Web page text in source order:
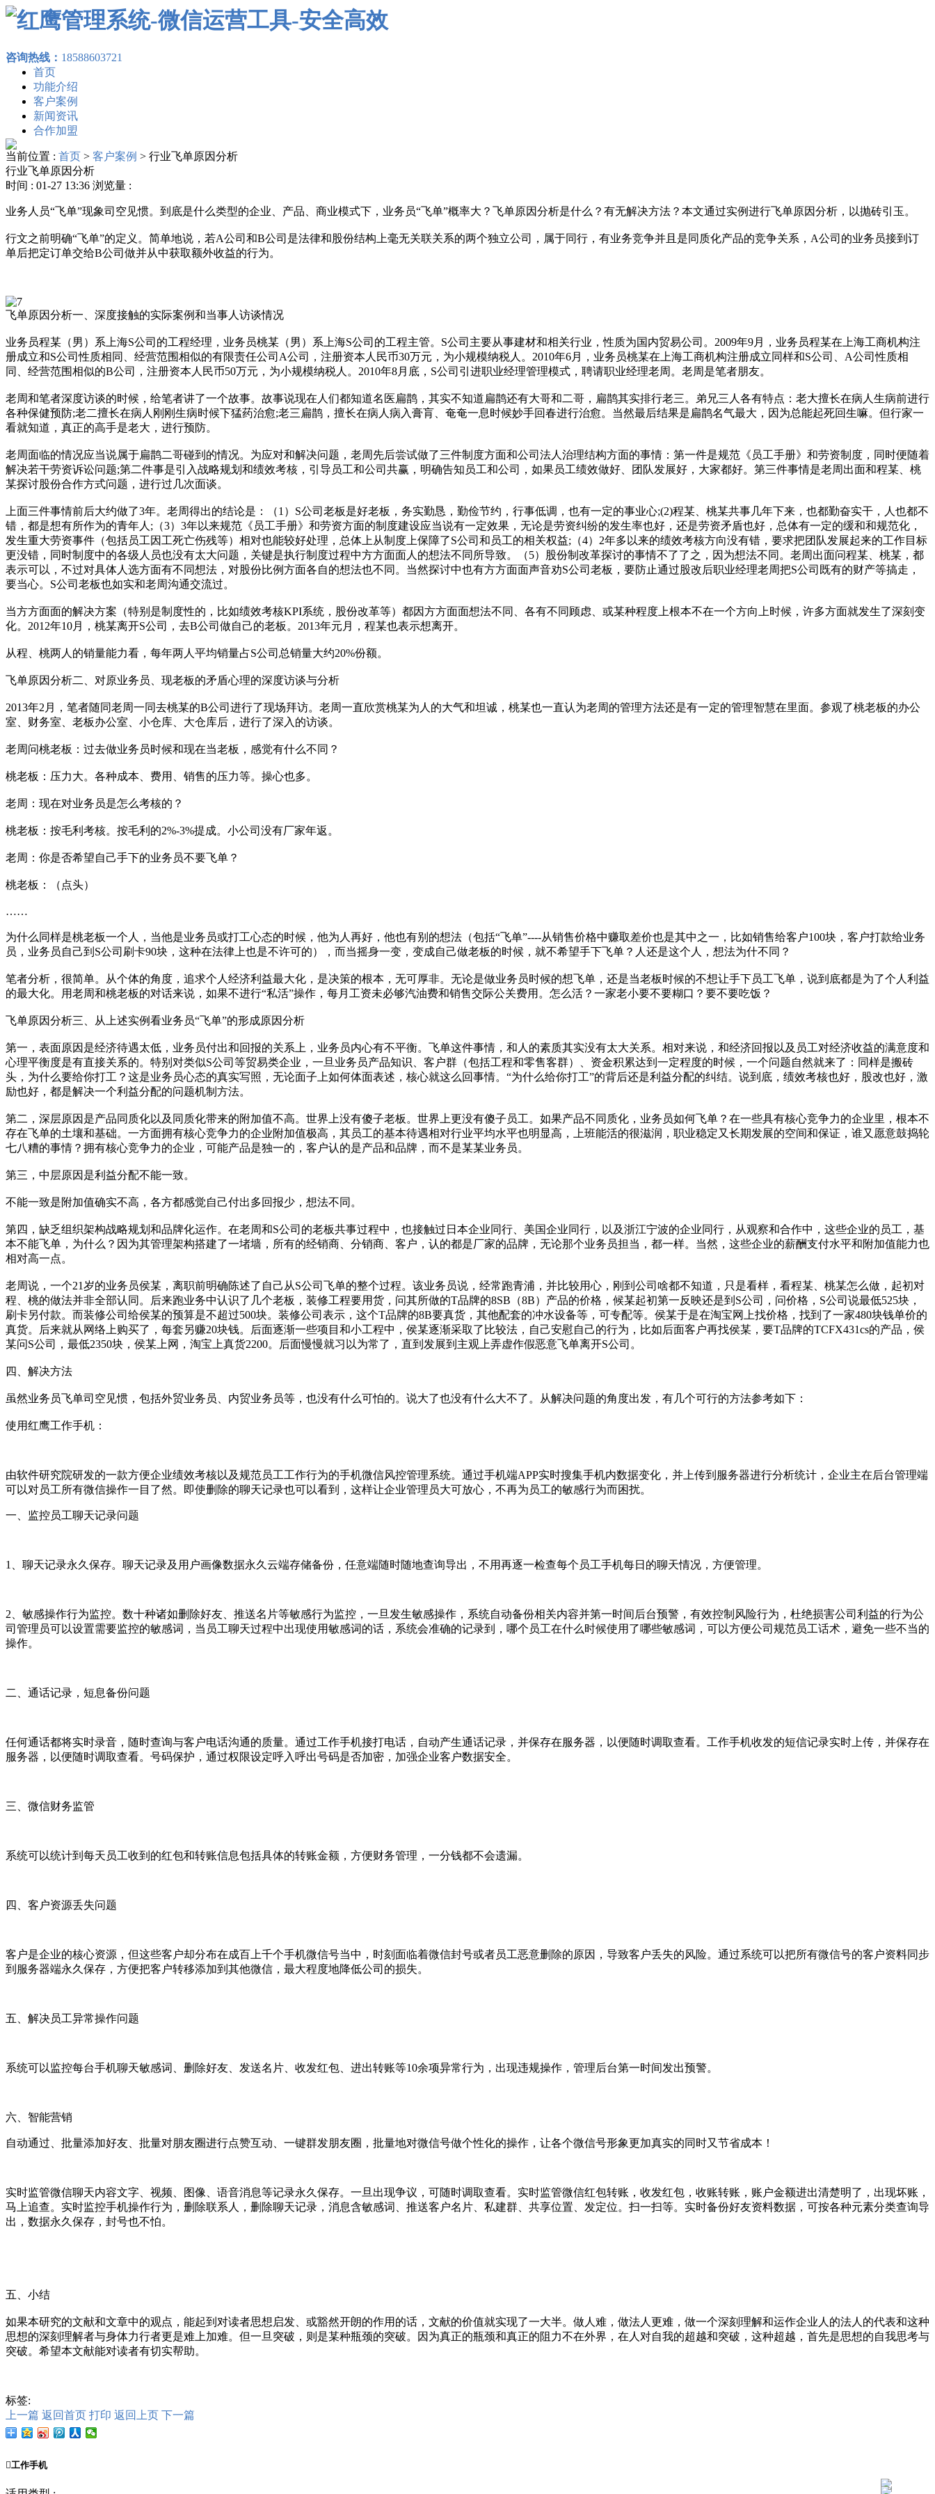
咨询热线： 18588603721
首页
功能介绍
客户案例
新闻资讯
合作加盟
当前位置 : 首页 > 客户案例 > 行业飞单原因分析
行业飞单原因分析
时间 : 01-27 13:36 浏览量 :
业务人员“飞单”现象司空见惯。到底是什么类型的企业、产品、商业模式下，业务员“飞单”概率大？飞单原因分析是什么？有无解决方法？本文通过实例进行飞单原因分析，以抛砖引玉。
行文之前明确“飞单”的定义。简单地说，若A公司和B公司是法律和股份结构上毫无关联关系的两个独立公司，属于同行，有业务竞争并且是同质化产品的竞争关系，A公司的业务员接到订
单后把定订单交给B公司做并从中获取额外收益的行为。
飞单原因分析一、深度接触的实际案例和当事人访谈情况
业务员程某（男）系上海S公司的工程经理，业务员桃某（男）系上海S公司的工程主管。S公司主要从事建材和相关行业，性质为国内贸易公司。2009年9月，业务员程某在上海工商机构注
册成立和S公司性质相同、经营范围相似的有限责任公司A公司，注册资本人民币30万元，为小规模纳税人。2010年6月，业务员桃某在上海工商机构注册成立同样和S公司、A公司性质相
同、经营范围相似的B公司，注册资本人民币50万元，为小规模纳税人。2010年8月底，S公司引进职业经理管理模式，聘请职业经理老周。老周是笔者朋友。
老周和笔者深度访谈的时候，给笔者讲了一个故事。故事说现在人们都知道名医扁鹊，其实不知道扁鹊还有大哥和二哥，扁鹊其实排行老三。弟兄三人各有特点：老大擅长在病人生病前进行
各种保健预防;老二擅长在病人刚刚生病时候下猛药治愈;老三扁鹊，擅长在病人病入膏肓、奄奄一息时候妙手回春进行治愈。当然最后结果是扁鹊名气最大，因为总能起死回生嘛。但行家一
看就知道，真正的高手是老大，进行预防。
老周面临的情况应当说属于扁鹊二哥碰到的情况。为应对和解决问题，老周先后尝试做了三件制度方面和公司法人治理结构方面的事情：第一件是规范《员工手册》和劳资制度，同时便随着
解决若干劳资诉讼问题;第二件事是引入战略规划和绩效考核，引导员工和公司共赢，明确告知员工和公司，如果员工绩效做好、团队发展好，大家都好。第三件事情是老周出面和程某、桃
某探讨股份合作方式问题，进行过几次面谈。
上面三件事情前后大约做了3年。老周得出的结论是：（1）S公司老板是好老板，务实勤恳，勤俭节约，行事低调，也有一定的事业心;(2)程某、桃某共事几年下来，也都勤奋实干，人也都不
错，都是想有所作为的青年人;（3）3年以来规范《员工手册》和劳资方面的制度建设应当说有一定效果，无论是劳资纠纷的发生率也好，还是劳资矛盾也好，总体有一定的缓和和规范化，
发生重大劳资事件（包括员工因工死亡伤残等）相对也能较好处理，总体上从制度上保障了S公司和员工的相关权益;（4）2年多以来的绩效考核方向没有错，要求把团队发展起来的工作目标
更没错，同时制度中的各级人员也没有太大问题，关键是执行制度过程中方方面面人的想法不同所导致。（5）股份制改革探讨的事情不了了之，因为想法不同。老周出面问程某、桃某，都
表示可以，不过对具体人选方面有不同想法，对股份比例方面各自的想法也不同。当然探讨中也有方方面面声音劝S公司老板，要防止通过股改后职业经理老周把S公司既有的财产等搞走，
要当心。S公司老板也如实和老周沟通交流过。
当方方面面的解决方案（特别是制度性的，比如绩效考核KPI系统，股份改革等）都因方方面面想法不同、各有不同顾虑、或某种程度上根本不在一个方向上时候，许多方面就发生了深刻变
化。2012年10月，桃某离开S公司，去B公司做自己的老板。2013年元月，程某也表示想离开。
从程、桃两人的销量能力看，每年两人平均销量占S公司总销量大约20%份额。
飞单原因分析二、对原业务员、现老板的矛盾心理的深度访谈与分析
2013年2月，笔者随同老周一同去桃某的B公司进行了现场拜访。老周一直欣赏桃某为人的大气和坦诚，桃某也一直认为老周的管理方法还是有一定的管理智慧在里面。参观了桃老板的办公
室、财务室、老板办公室、小仓库、大仓库后，进行了深入的访谈。
老周问桃老板：过去做业务员时候和现在当老板，感觉有什么不同？
桃老板：压力大。各种成本、费用、销售的压力等。操心也多。
老周：现在对业务员是怎么考核的？
桃老板：按毛利考核。按毛利的2%-3%提成。小公司没有厂家年返。
老周：你是否希望自己手下的业务员不要飞单？
桃老板：（点头）
……
为什么同样是桃老板一个人，当他是业务员或打工心态的时候，他为人再好，他也有别的想法（包括“飞单”----从销售价格中赚取差价也是其中之一，比如销售给客户100块，客户打款给业务
员，业务员自己到S公司刷卡90块，这种在法律上也是不许可的），而当摇身一变，变成自己做老板的时候，就不希望手下飞单？人还是这个人，想法为什不同？
笔者分析，很简单。从个体的角度，追求个人经济利益最大化，是决策的根本，无可厚非。无论是做业务员时候的想飞单，还是当老板时候的不想让手下员工飞单，说到底都是为了个人利益
的最大化。用老周和桃老板的对话来说，如果不进行“私活”操作，每月工资未必够汽油费和销售交际公关费用。怎么活？一家老小要不要糊口？要不要吃饭？
飞单原因分析三、从上述实例看业务员“飞单”的形成原因分析
第一，表面原因是经济待遇太低，业务员付出和回报的关系上，业务员内心有不平衡。飞单这件事情，和人的素质其实没有太大关系。相对来说，和经济回报以及员工对经济收益的满意度和
心理平衡度是有直接关系的。特别对类似S公司等贸易类企业，一旦业务员产品知识、客户群（包括工程和零售客群）、资金积累达到一定程度的时候，一个问题自然就来了：同样是搬砖
头，为什么要给你打工？这是业务员心态的真实写照，无论面子上如何体面表述，核心就这么回事情。“为什么给你打工”的背后还是利益分配的纠结。说到底，绩效考核也好，股改也好，激
励也好，都是解决一个利益分配的问题机制方法。
第二，深层原因是产品同质化以及同质化带来的附加值不高。世界上没有傻子老板。世界上更没有傻子员工。如果产品不同质化，业务员如何飞单？在一些具有核心竞争力的企业里，根本不
存在飞单的土壤和基础。一方面拥有核心竞争力的企业附加值极高，其员工的基本待遇相对行业平均水平也明显高，上班能活的很滋润，职业稳定又长期发展的空间和保证，谁又愿意鼓捣轮
七八糟的事情？拥有核心竞争力的企业，可能产品是独一的，客户认的是产品和品牌，而不是某某业务员。
第三，中层原因是利益分配不能一致。
不能一致是附加值确实不高，各方都感觉自己付出多回报少，想法不同。
第四，缺乏组织架构战略规划和品牌化运作。在老周和S公司的老板共事过程中，也接触过日本企业同行、美国企业同行，以及浙江宁波的企业同行，从观察和合作中，这些企业的员工，基
本不能飞单，为什么？因为其管理架构搭建了一堵墙，所有的经销商、分销商、客户，认的都是厂家的品牌，无论那个业务员担当，都一样。当然，这些企业的薪酬支付水平和附加值能力也
相对高一点。
老周说，一个21岁的业务员侯某，离职前明确陈述了自己从S公司飞单的整个过程。该业务员说，经常跑青浦，并比较用心，刚到公司啥都不知道，只是看样，看程某、桃某怎么做，起初对
程、桃的做法并非全部认同。后来跑业务中认识了几个老板，装修工程要用货，问其所做的T品牌的8SB（8B）产品的价格，候某起初第一反映还是到S公司，问价格，S公司说最低525块，
刷卡另付款。而装修公司给侯某的预算是不超过500块。装修公司表示，这个T品牌的8B要真货，其他配套的冲水设备等，可专配等。侯某于是在淘宝网上找价格，找到了一家480块钱单价的
真货。后来就从网络上购买了，每套另赚20块钱。后面逐渐一些项目和小工程中，侯某逐渐采取了比较法，自己安慰自己的行为，比如后面客户再找侯某，要T品牌的TCFX431cs的产品，侯
某问S公司，最低2350块，侯某上网，淘宝上真货2200。后面慢慢就习以为常了，直到发展到主观上弄虚作假恶意飞单离开S公司。
四、解决方法
虽然业务员飞单司空见惯，包括外贸业务员、内贸业务员等，也没有什么可怕的。说大了也没有什么大不了。从解决问题的角度出发，有几个可行的方法参考如下：
使用红鹰工作手机：
由软件研究院研发的一款方便企业绩效考核以及规范员工工作行为的手机微信风控管理系统。通过手机端APP实时搜集手机内数据变化，并上传到服务器进行分析统计，企业主在后台管理端
可以对员工所有微信操作一目了然。即使删除的聊天记录也可以看到，这样让企业管理员大可放心，不再为员工的敏感行为而困扰。
一、监控员工聊天记录问题
1、聊天记录永久保存。聊天记录及用户画像数据永久云端存储备份，任意端随时随地查询导出，不用再逐一检查每个员工手机每日的聊天情况，方便管理。
2、敏感操作行为监控。数十种诸如删除好友、推送名片等敏感行为监控，一旦发生敏感操作，系统自动备份相关内容并第一时间后台预警，有效控制风险行为，杜绝损害公司利益的行为公
司管理员可以设置需要监控的敏感词，当员工聊天过程中出现使用敏感词的话，系统会准确的记录到，哪个员工在什么时候使用了哪些敏感词，可以方便公司规范员工话术，避免一些不当的
操作。
二、通话记录，短息备份问题
任何通话都将实时录音，随时查询与客户电话沟通的质量。通过工作手机接打电话，自动产生通话记录，并保存在服务器，以便随时调取查看。工作手机收发的短信记录实时上传，并保存在
服务器，以便随时调取查看。号码保护，通过权限设定呼入呼出号码是否加密，加强企业客户数据安全。
三、微信财务监管
系统可以统计到每天员工收到的红包和转账信息包括具体的转账金额，方便财务管理，一分钱都不会遗漏。
四、客户资源丢失问题
客户是企业的核心资源，但这些客户却分布在成百上千个手机微信号当中，时刻面临着微信封号或者员工恶意删除的原因，导致客户丢失的风险。通过系统可以把所有微信号的客户资料同步
到服务器端永久保存，方便把客户转移添加到其他微信，最大程度地降低公司的损失。
五、解决员工异常操作问题
系统可以监控每台手机聊天敏感词、删除好友、发送名片、收发红包、进出转账等10余项异常行为，出现违规操作，管理后台第一时间发出预警。
六、智能营销
自动通过、批量添加好友、批量对朋友圈进行点赞互动、一键群发朋友圈，批量地对微信号做个性化的操作，让各个微信号形象更加真实的同时又节省成本！
实时监管微信聊天内容文字、视频、图像、语音消息等记录永久保存。一旦出现争议，可随时调取查看。实时监管微信红包转账，收发红包，收账转账，账户金额进出清楚明了，出现坏账，
马上追查。实时监控手机操作行为，删除联系人，删除聊天记录，消息含敏感词、推送客户名片、私建群、共享位置、发定位。扫一扫等。实时备份好友资料数据，可按各种元素分类查询导
出，数据永久保存，封号也不怕。
五、小结
如果本研究的文献和文章中的观点，能起到对读者思想启发、或豁然开朗的作用的话，文献的价值就实现了一大半。做人难，做法人更难，做一个深刻理解和运作企业人的法人的代表和这种
思想的深刻理解者与身体力行者更是难上加难。但一旦突破，则是某种瓶颈的突破。因为真正的瓶颈和真正的阻力不在外界，在人对自我的超越和突破，这种超越，首先是思想的自我思考与
突破。希望本文献能对读者有切实帮助。
标签:
上一篇 返回首页 打印 返回上页 下一篇
工作手机